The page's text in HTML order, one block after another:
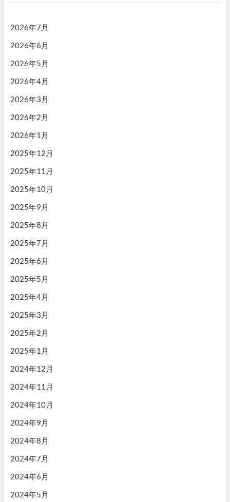
ョ
ン
2026年7月
2026年6月
2026年5月
2026年4月
2026年3月
2026年2月
2026年1月
2025年12月
2025年11月
2025年10月
2025年9月
2025年8月
2025年7月
2025年6月
2025年5月
2025年4月
2025年3月
2025年2月
2025年1月
2024年12月
2024年11月
2024年10月
2024年9月
2024年8月
2024年7月
2024年6月
2024年5月